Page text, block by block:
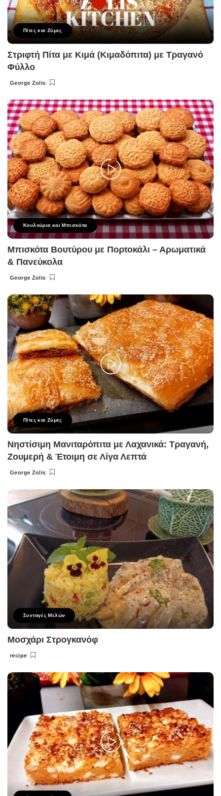
Πίτες και Ζύμες
Στριφτή Πίτα με Κιμά (Κιμαδόπιτα) με Τραγανό
Φύλλο
Posted
George Zolis
Κουλούρια και Μπισκότα
Μπισκότα Βουτύρου με Πορτοκάλι – Αρωματικά
& Πανεύκολα
Posted
George Zolis
Πίτες και Ζύμες
Νηστίσιμη Μανιταρόπιτα με Λαχανικά: Τραγανή,
Ζουμερή & Έτοιμη σε Λίγα Λεπτά
Posted
George Zolis
Συνταγές Μελών
Μοσχάρι Στρογκανόφ
Posted
recipe